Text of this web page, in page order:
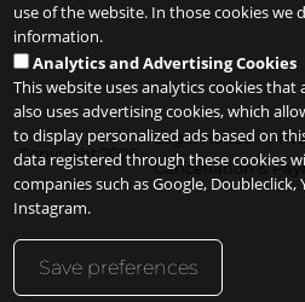
Copyright 2026
Legal notice
Cancellation &
use of the website. In those cookies we
information.
Analytics and Advertising Cookies
This website uses analytics cookies
also uses advertising cookies, which
to display personalized ads based on
data registered through these cookies
companies such as Google, Doubleclick,
Instagram.
Save preferences